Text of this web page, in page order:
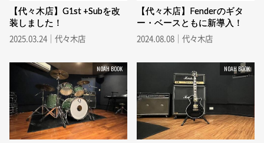
【代々木店】G1st +Subを改
装しました！
2025.03.24｜代々木店
【代々木店】Fenderのギタ
ー・ベースともに新導入！
2024.08.08｜代々木店
NOAH BOOK NOAH BOOK